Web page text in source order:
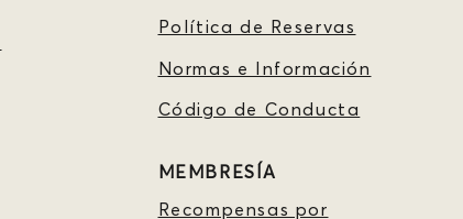
Política de Reservas
Normas e Información
Código de Conducta
MEMBRESÍA
Recompensas por